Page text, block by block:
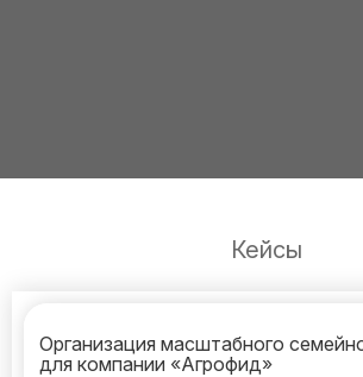
Кейсы
Организация масштабного
для компании «Агрофид»